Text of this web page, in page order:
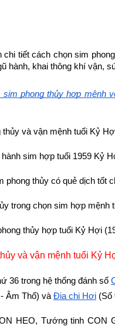
chi tiết cách chọn sim
hành, khai thông khí vận,
sim phong thủy hợp mệnh
thủy và vận mệnh tuổi Kỷ
sim hợp tuổi 1959 Kỷ
phong thủy có quẻ dịch tốt
trong chọn sim hợp mệnh
thủy hợp tuổi Kỷ Hợi
và vận mệnh tuổi Kỷ
36 trong hệ thống đánh số
Âm Thổ) và Địa chi Hợi (Số
HEO, Tướng tinh CON